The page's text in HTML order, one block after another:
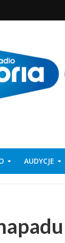
AUDYCJE